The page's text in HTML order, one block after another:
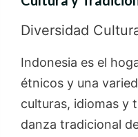
Diversidad
Indonesia es el
étnicos y una
culturas, idiomas y
danza tradicional